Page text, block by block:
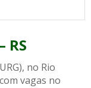
RS
no Rio
vagas no